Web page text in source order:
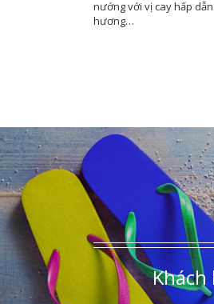
nướng với vị cay hấp
hương…